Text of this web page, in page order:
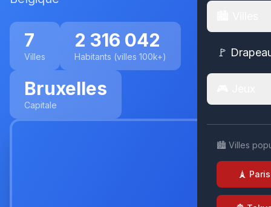
🚩
🏙️ Villes
🗼 Paris
7
Villes
2 316 042
Habitants (villes 100k+)
Bruxelles
Capitale